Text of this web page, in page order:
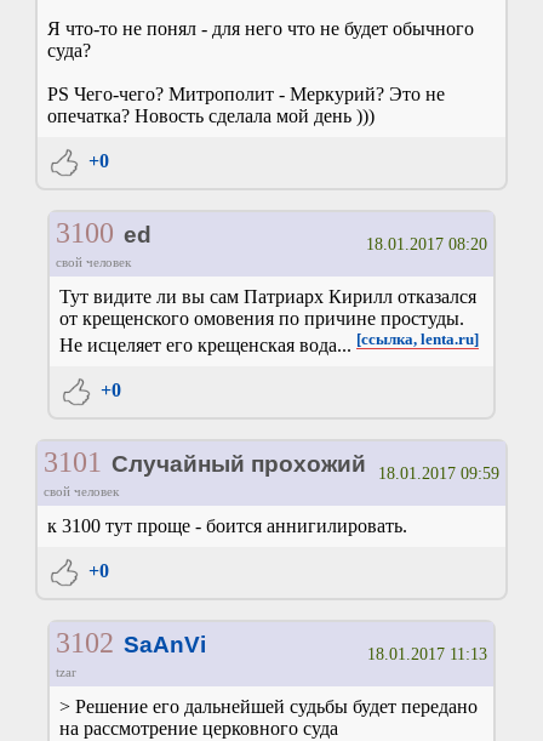
Я что-то не понял - для него что не будет обычного
суда?
PS Чего-чего? Митрополит - Меркурий? Это не
опечатка? Новость сделала мой день )))
+0
3100 ed
свой человек
18.01.2017 08:20
Тут видите ли вы сам Патриарх Кирилл отказался
от крещенского омовения по причине простуды.
Не исцеляет его крещенская вода... [ссылка, lenta.ru]
+0
3101 Случайный прохожий
свой человек
18.01.2017 09:59
к 3100 тут проще - боится аннигилировать.
+0
3102 SaAnVi
tzar
18.01.2017 11:13
> Решение его дальнейшей судьбы будет передано
на рассмотрение церковного суда